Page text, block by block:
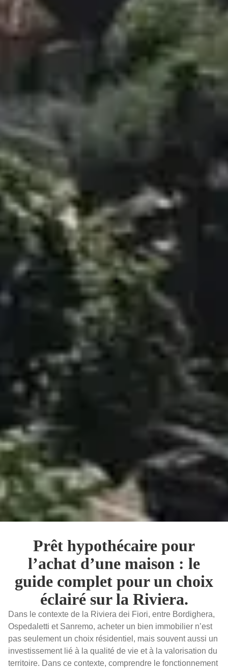
Prêt hypothécaire pour
l’achat d’une maison : le
guide complet pour un choix
éclairé sur la Riviera.
Dans le contexte de la Riviera dei Fiori, entre Bordighera,
Ospedaletti et Sanremo, acheter un bien immobilier n’est
pas seulement un choix résidentiel, mais souvent aussi un
investissement lié à la qualité de vie et à la valorisation du
territoire. Dans ce contexte, comprendre le fonctionnement